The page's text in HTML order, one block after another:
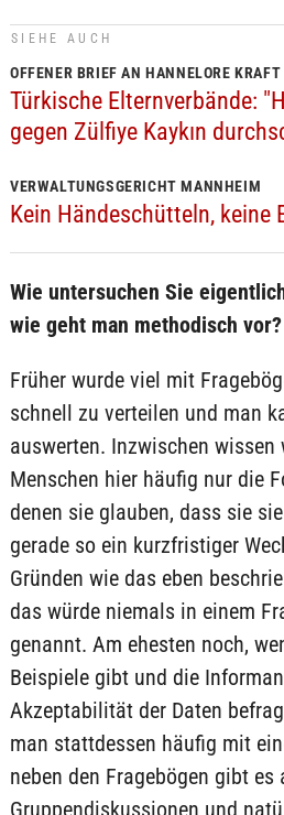
SIEHE AUCH
OFFENER BRIEF AN HANNELORE KRAFT
Türkische Elternverbände:
gegen Zülfiye Kaykın
VERWALTUNGSGERICHT MANNHEIM
Kein Händeschütteln, keine
Wie untersuchen Sie
wie geht man methodisch vor?
Früher wurde viel mit
schnell zu verteilen und man
auswerten. Inzwischen wissen
Menschen hier häufig nur die
denen sie glauben, dass sie
gerade so ein kurzfristiger
Gründen wie das eben
das würde niemals in einem
genannt. Am ehesten noch,
Beispiele gibt und die
Akzeptabilität der Daten
man stattdessen häufig mit
neben den Fragebögen gibt es
Gruppendiskussionen und